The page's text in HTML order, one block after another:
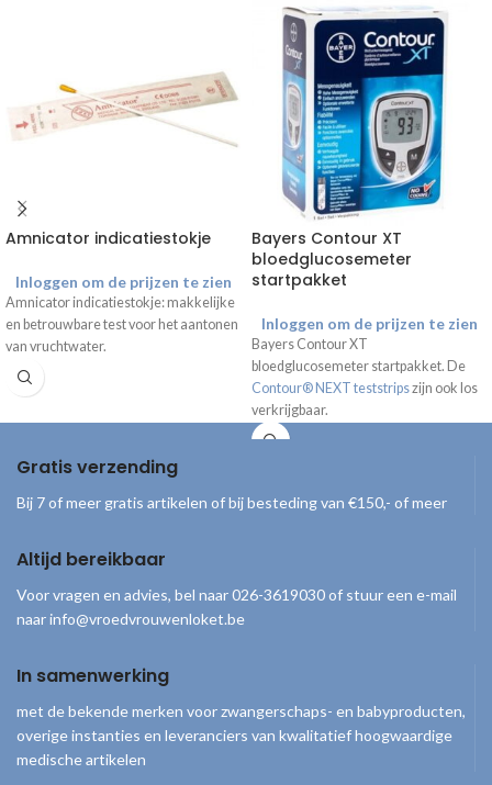
Amnicator indicatiestokje
Inloggen om de prijzen te zien
Amnicator indicatiestokje: makkelijke
en betrouwbare test voor het aantonen
van vruchtwater.
Bayers Contour XT
bloedglucosemeter
startpakket
Inloggen om de prijzen te zien
Bayers Contour XT
bloedglucosemeter startpakket. De
Contour® NEXT teststripszijn ook los
verkrijgbaar.
Gratis verzending
Bij 7 of meer gratis artikelen of bij besteding van €150,- of meer
Altijd bereikbaar
Voor vragen en advies, bel naar 026-3619030 of stuur een e-mail
naar info@vroedvrouwenloket.be
In samenwerking
met de bekende merken voor zwangerschaps- en babyproducten,
overige instanties en leveranciers van kwalitatief hoogwaardige
medische artikelen